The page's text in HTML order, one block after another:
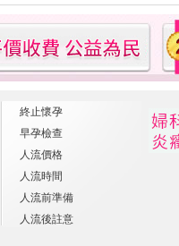
終止懷孕
早孕檢查
人流價格
人流時間
人流前準備
人流後註意